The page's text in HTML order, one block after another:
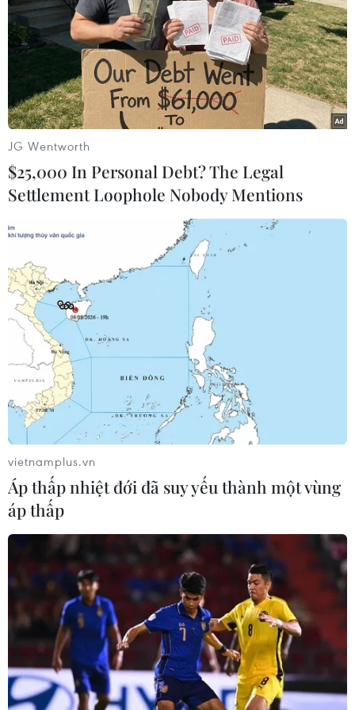
#Taxi truyền thống #Thu thuế Uber
#Uber trốn thuế
#Lái xe
#Hợp đồng vận tải điện tử
#Công nghệ gọi xe
#Vận tải
#Phù hiệu xe #Xe hợp đồng
#Hành khách
#Tin tức thời sự
#Tin tức hot
#Tin tức an ninh
#Tin tức hot
#An ninh #An ninh Nghệ An
#Thời sự
#Vụ án
#Phạm pháp #Pháp luật
#Pháp đình
#An ninh xã hội #Chính trị
#Vietnam
TP. Hà Nội Tp. Hồ Chí Minh
Theo dõi VietnamPlus
TIN LIÊN QUAN
JG Wentworth
$25,000 In Personal Debt? The Legal
Settlement Loophole Nobody Mentions
vietnamplus.vn
Áp thấp nhiệt đới đã suy yếu thành một vùng
áp thấp